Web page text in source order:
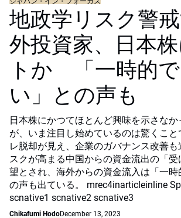
地政学リスク警
外投資家、日本
トか 「一時的
い」との声も
日本株にかつてほとんど興味を示さな
が、いま注目し始めているのは驚くこと
レ脱却が見え、企業のガバナンス改善も
スクが高まる中国からの資金流出の「
望とされ、海外からの資金流入は「一時
の声も出ている。 mrec4inarticleinline
scnative1 scnative2 scnative3
Chikafumi HodoDecember 13, 2023